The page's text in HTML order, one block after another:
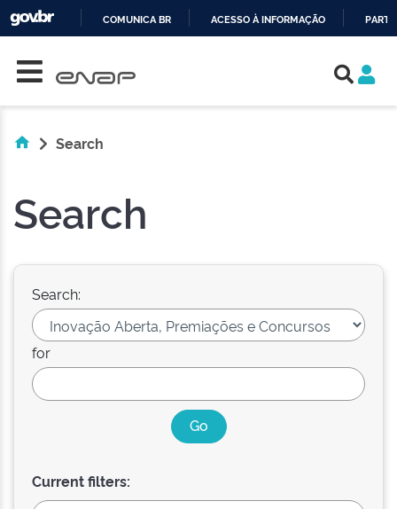
COMUNICA BR ACESSO À INFORMAÇÃO
Search
Search
Search:
for
Current filters: